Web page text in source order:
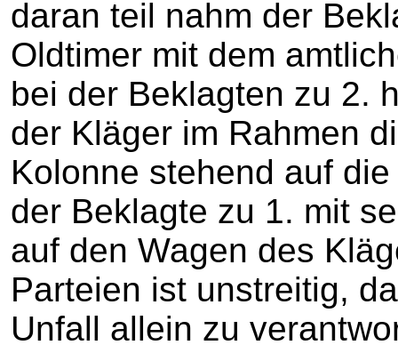
daran teil nahm der
Oldtimer mit dem
bei der Beklagten zu 2.
der Kläger im Rahmen
Kolonne stehend auf
der Beklagte zu 1. mit
auf den Wagen des
Parteien ist unstreitig,
Unfall allein zu